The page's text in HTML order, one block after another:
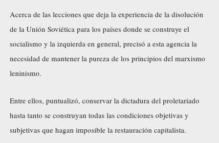
Acerca de las lecciones que deja la experiencia de la disolución
de la Unión Soviética para los países donde se construye el
socialismo y la izquierda en general, precisó a esta agencia la
necesidad de mantener la pureza de los principios del marxismo
leninismo.
Entre ellos, puntualizó, conservar la dictadura del proletariado
hasta tanto se construyan todas las condiciones objetivas y
subjetivas que hagan imposible la restauración capitalista.